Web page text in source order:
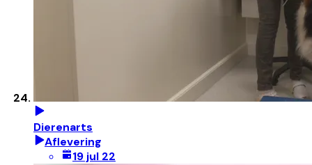
Dierenarts
Aflevering
19 jul 22